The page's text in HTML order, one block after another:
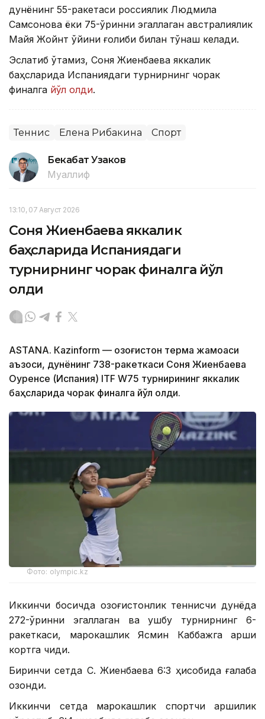
дунёнинг 55-ракетаси россиялик Людмила
Самсонова ёки 75-ўринни эгаллаган австралиялик
Майя Жойнт ўйини ғолиби билан тўқнаш келади.
Эслатиб ўтамиз, Соня Жиенбаева яккалик
баҳсларида Испаниядаги турнирнинг чорак
финалга йўл олди.
Теннис Елена Рибакина Спорт
Бекабат Узаков
Муаллиф
13:10, 07 Август 2026
Соня Жиенбаева яккалик
баҳсларида Испаниядаги
турнирнинг чорак финалга йўл
олди
ASTANА. Кazinform — Қозоғистон терма жамоаси
аъзоси, дунёнинг 738-ракеткаси Соня Жиенбаева
Оуренсе (Испания) ITF W75 турнирининг яккалик
баҳсларида чорак финалга йўл олди.
Фото: olympic.kz
Иккинчи босқичда қозоғистонлик теннисчи дунёда
272-ўринни эгаллаган ва ушбу турнирнинг 6-
ракеткаси, марокашлик Ясмин Каббажга қарши
кортга чиқди.
Биринчи сетда С. Жиенбаева 6:3 ҳисобида ғалаба
қозонди.
Иккинчи сетда марокашлик спортчи қаршилик